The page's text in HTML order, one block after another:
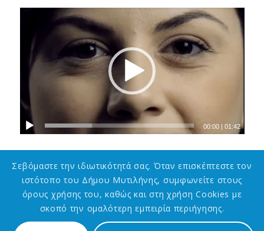
00:00 |01:42
Σεβόμαστε την ιδιωτικότητά σας. Όταν επισκέπτεστε τον
ιστότοπο του Δήμου Μυτιλήνης, συμφωνείτε στους
όρους χρήσης του, καθώς και στη χρήση Cookies με
σκοπό την ομαλότερη εμπειρία περιήγησης.